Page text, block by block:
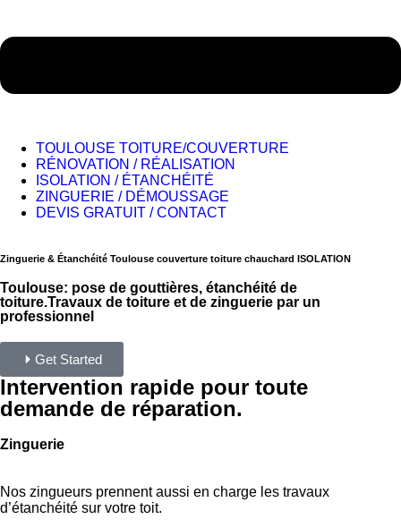
TOULOUSE TOITURE/COUVERTURE
RÉNOVATION / RÉALISATION
ISOLATION / ÉTANCHÉITÉ
ZINGUERIE / DÉMOUSSAGE
DEVIS GRATUIT / CONTACT
Zinguerie & Étanchéité Toulouse couverture toiture chauchard ISOLATION
Toulouse: pose de gouttières, étanchéité de
toiture.Travaux de toiture et de zinguerie par un
professionnel
Get Started
Intervention rapide pour toute
demande de réparation.
Zinguerie
Nos zingueurs prennent aussi en charge les travaux
d’étanchéité sur votre toit.